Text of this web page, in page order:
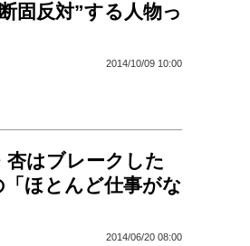
固反対”する人物っ
2014/10/09 10:00
杏はブレークした
ほとんど仕事がな
2014/06/20 08:00